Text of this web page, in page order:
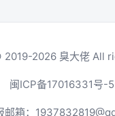
2026 臭大佬 All
闽ICP备17016331号-5
箱：